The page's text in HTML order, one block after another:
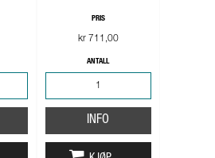
PRIS
kr 711,00
ANTALL
INFO